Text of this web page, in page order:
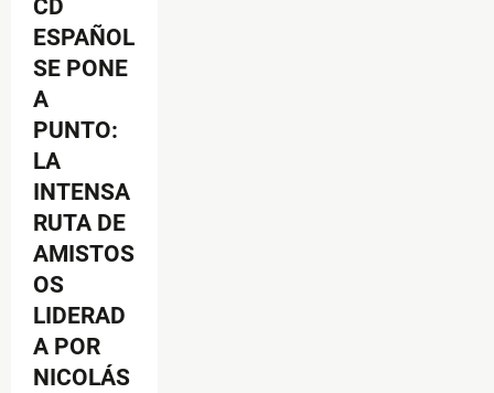
CD
ESPAÑOL
SE PONE
A
PUNTO:
LA
INTENSA
RUTA DE
AMISTOS
OS
LIDERAD
A POR
NICOLÁS